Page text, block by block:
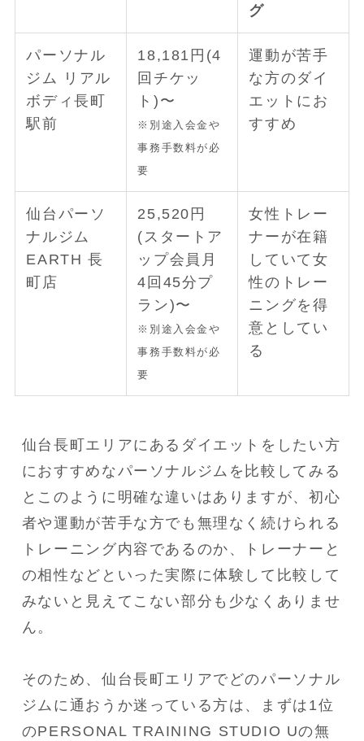
グ
パーソナル
ジム リアル
ボディ長町
駅前
18,181円(4
回チケッ
ト)〜
※別途入会金や
事務手数料が必
要
運動が苦手
な方のダイ
エットにお
すすめ
仙台パーソ
ナルジム
EARTH 長
町店
25,520円
(スタートア
ップ会員月
4回45分プ
ラン)〜
※別途入会金や
事務手数料が必
要
女性トレー
ナーが在籍
していて女
性のトレー
ニングを得
意としてい
る
仙台長町エリアにあるダイエットをしたい方
におすすめなパーソナルジムを比較してみる
とこのように明確な違いはありますが、初心
者や運動が苦手な方でも無理なく続けられる
トレーニング内容であるのか、トレーナーと
の相性などといった実際に体験して比較して
みないと見えてこない部分も少なくありませ
ん。
そのため、仙台長町エリアでどのパーソナル
ジムに通おうか迷っている方は、まずは1位
のPERSONAL TRAINING STUDIO Uの無